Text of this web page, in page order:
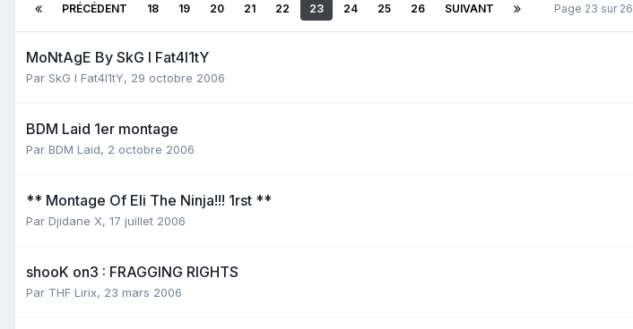
PRÉCÉDENT 18 19 20 21 22 23 24 25 26 SUIVANT Page 23 sur 26
MoNtAgE By SkG I Fat4l1tY
Par SkG I Fat4l1tY, 29 octobre 2006
BDM Laid 1er montage
Par BDM Laid, 2 octobre 2006
** Montage Of Eli The Ninja!!! 1rst **
Par Djidane X, 17 juillet 2006
shooK on3 : FRAGGING RIGHTS
Par THF Lirix, 23 mars 2006